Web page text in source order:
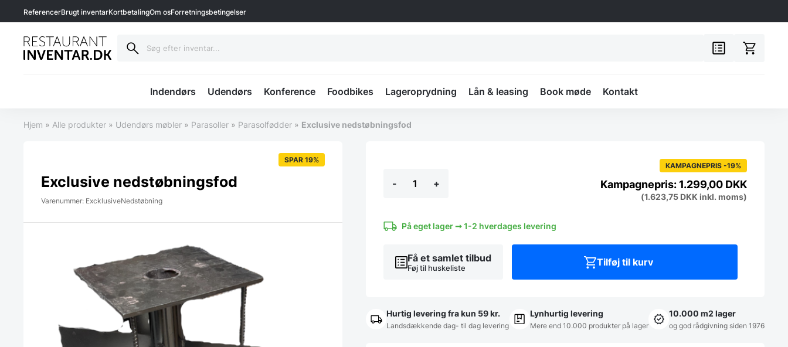
ReferencerBrugt inventarKortbetalingOm osForretningsbetingelser
Indendørs Udendørs Konference Foodbikes Lageroprydning Lån & leasing Book møde Kontakt
Hjem » Alle produkter » Udendørs møbler » Parasoller » Parasolfødder » Exclusive nedstøbningsfod
SPAR 19%
Exclusive nedstøbningsfod
Varenummer: ExcklusiveNedstøbning
-
nedstøbningsfod
+
KAMPAGNEPRIS -19%
1.299,00 DKK
(1.623,75 DKK inkl. moms)
På eget lager ➞ 1-2 hverdages levering
Få et samlet tilbud
Føj til huskeliste Tilføj til kurv
Hurtig levering fra kun 59 kr.
Landsdækkende dag- til dag levering
Lynhurtig levering
Mere end 10.000 produkter på lager
10.000 m2 lager
og god rådgivning siden 1976